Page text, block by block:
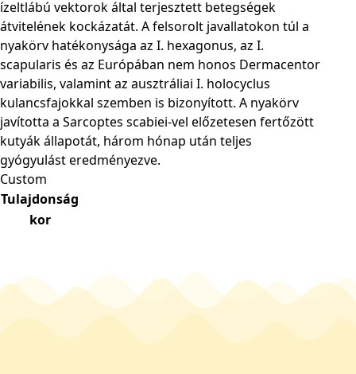
ízeltlábú vektorok által terjesztett betegségek
átvitelének kockázatát. A felsorolt javallatokon túl a
nyakörv hatékonysága az I. hexagonus, az I.
scapularis és az Európában nem honos Dermacentor
variabilis, valamint az ausztráliai I. holocyclus
kulancsfajokkal szemben is bizonyított. A nyakörv
javította a Sarcoptes scabiei-vel előzetesen fertőzött
kutyák állapotát, három hónap után teljes
gyógyulást eredményezve.
Custom
Tulajdonság
kor